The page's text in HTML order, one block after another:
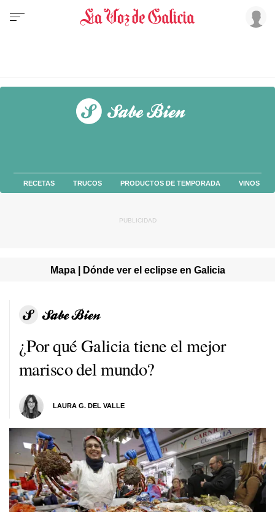
RECETAS TRUCOS PRODUCTOS DE TEMPORADA VINOS
Mapa | Dónde ver el eclipse en Galicia
¿Por qué Galicia tiene el mejor
marisco del mundo?
LAURA G. DEL VALLE